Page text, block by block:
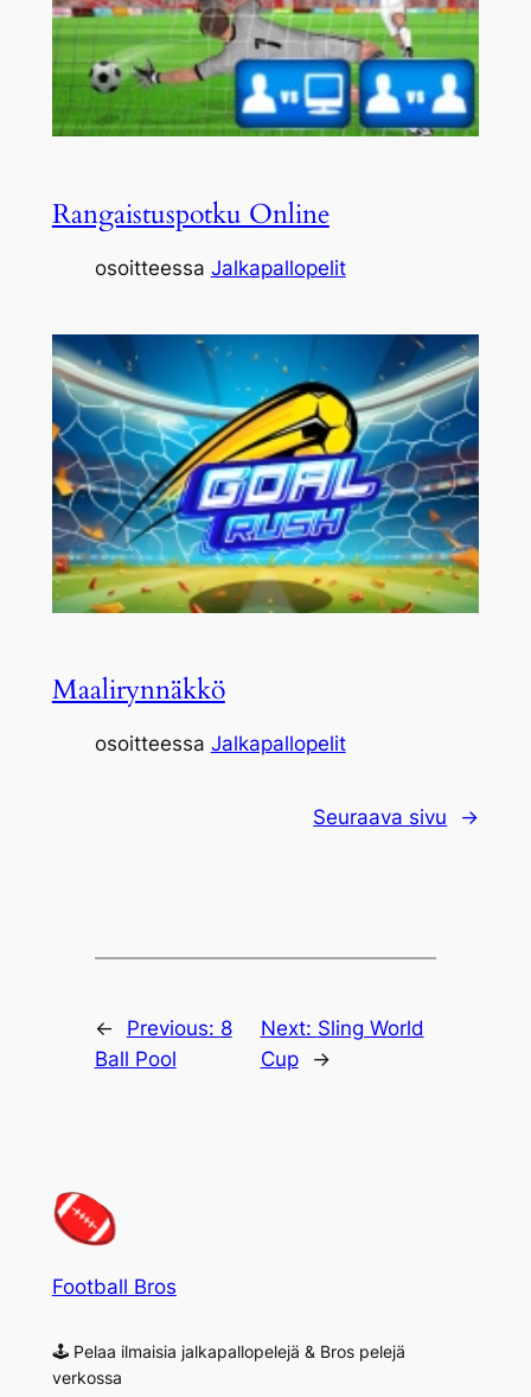
Rangaistuspotku Online
osoitteessa Jalkapallopelit
Maalirynnäkkö
osoitteessa Jalkapallopelit
Seuraava sivu →
← Previous: 8
Ball Pool
Next: Sling World
Cup
→
Football Bros
🕹 Pelaa ilmaisia jalkapallopelejä & Bros pelejä
verkossa